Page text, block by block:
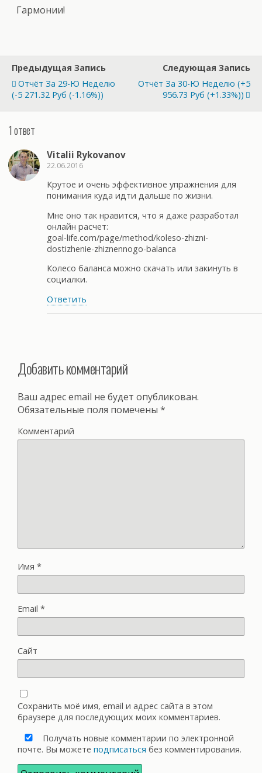
Гармонии!
Предыдущая Запись
Отчёт За 29-Ю Неделю
(-5 271.32 Руб (-1.16%))
Следующая Запись
Отчёт За 30-Ю Неделю (+5
956.73 Руб (+1.33%))
1 ответ
Vitalii Rykovanov
22.06.2016
Крутое и очень эффективное упражнения для
понимания куда идти дальше по жизни.
Мне оно так нравится, что я даже разработал
онлайн расчет:
goal-life.com/page/method/koleso-zhizni-
dostizhenie-zhiznennogo-balanca
Колесо баланса можно скачать или закинуть в
социалки.
Ответить
Добавить комментарий
Ваш адрес email не будет опубликован.
Обязательные поля помечены *
Комментарий
Имя *
Email *
Сайт
Сохранить моё имя, email и адрес сайта в этом
браузере для последующих моих комментариев.
Получать новые комментарии по электронной
почте. Вы можете подписаться без комментирования.